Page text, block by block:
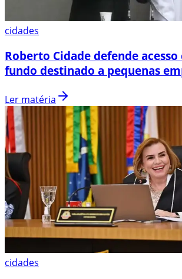
cidades
Roberto Cidade defende
fundo destinado a pequenas
Ler matéria
cidades